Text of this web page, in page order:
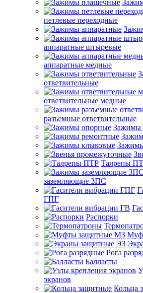
петлевые переходные
аппаратные штыревые
аппаратные медные
ответвительные
ответвительные медные
разъемные ответвительные
Зажимы
Талрепы
заземляющие 3ПС
ГПГ
Распорки
Рога
Балласты
экранов
Кольца